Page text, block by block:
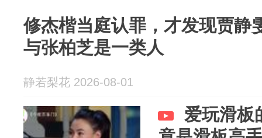
修杰楷当庭认罪，才发现贾静
与张柏芝是一类人
静若梨花 2026-08-01
爱玩滑板